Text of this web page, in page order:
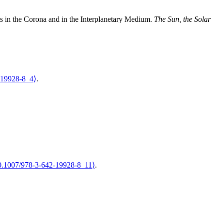
in the Corona and in the Interplanetary Medium. The Sun, the Solar
8_4⟩.
978-3-642-19928-8_11⟩.